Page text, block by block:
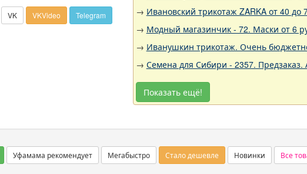
VK VKVideo Telegram
→ Ивановский трикотаж ZARKA от 40
→ Модный магазинчик - 72. Маски от 6
→ Иванушкин трикотаж. Очень
→ Семена для Сибири - 2357.
Показать ещё!
Уфамама рекомендует Мегабыстро Стало дешевле Новинки Все